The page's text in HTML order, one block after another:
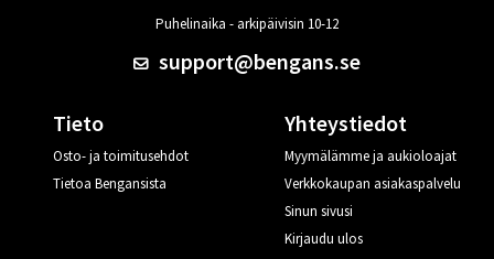
Puhelinaika - arkipäivisin 10-12
support@bengans.se
Tieto
Osto- ja toimitusehdot
Tietoa Bengansista
Yhteystiedot
Myymälämme ja aukioloajat
Verkkokaupan asiakaspalvelu
Sinun sivusi
Kirjaudu ulos